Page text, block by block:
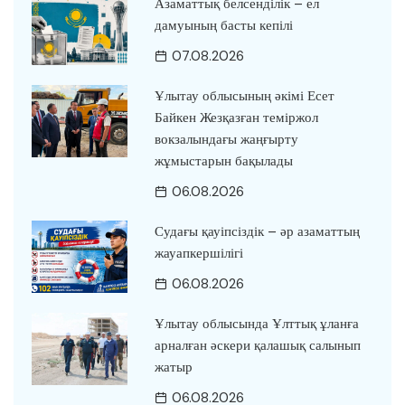
Азаматтық белсенділік – ел
дамуының басты кепілі
07.08.2026
Ұлытау облысының әкімі Есет
Байкен Жезқазған теміржол
вокзалындағы жаңғырту
жұмыстарын бақылады
06.08.2026
Судағы қауіпсіздік – әр азаматтың
жауапкершілігі
06.08.2026
Ұлытау облысында Ұлттық ұланға
арналған әскери қалашық салынып
жатыр
06.08.2026